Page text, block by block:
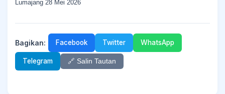
Lumajang 28 Mei 2026
Bagikan: Facebook Twitter WhatsApp
Telegram 🔗 Salin Tautan